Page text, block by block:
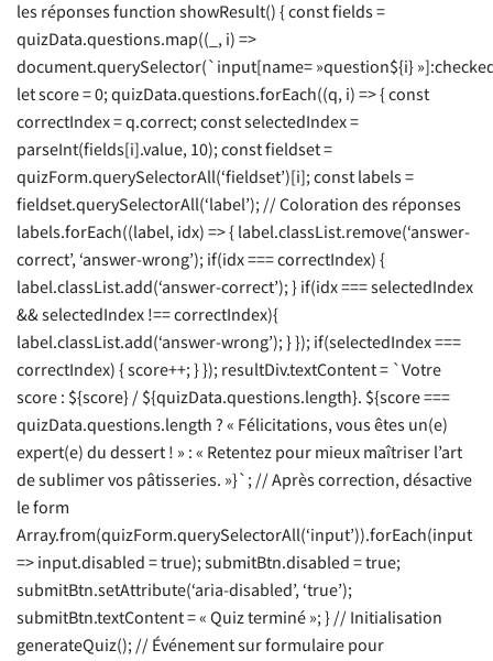
les réponses function showResult() { const fields =
quizData.questions.map((_, i) =>
document.querySelector(`input[name= »question${i}
let score = 0; quizData.questions.forEach((q, i) => { const
correctIndex = q.correct; const selectedIndex =
parseInt(fields[i].value, 10); const fieldset =
quizForm.querySelectorAll(‘fieldset’)[i]; const labels =
fieldset.querySelectorAll(‘label’); // Coloration des réponses
labels.forEach((label, idx) => { label.classList.remove(‘answer-
correct’, ‘answer-wrong’); if(idx === correctIndex) {
label.classList.add(‘answer-correct’); } if(idx === selectedIndex
&& selectedIndex !== correctIndex){
label.classList.add(‘answer-wrong’); } }); if(selectedIndex ===
correctIndex) { score++; } }); resultDiv.textContent = `Votre
score : ${score} / ${quizData.questions.length}. ${score ===
quizData.questions.length ? « Félicitations, vous êtes un(e)
expert(e) du dessert ! » : « Retentez pour mieux maîtriser l’art
de sublimer vos pâtisseries. »}`; // Après correction, désactive
le form
Array.from(quizForm.querySelectorAll(‘input’)).forEach(input
=> input.disabled = true); submitBtn.disabled = true;
submitBtn.setAttribute(‘aria-disabled’, ‘true’);
submitBtn.textContent = « Quiz terminé »; } // Initialisation
generateQuiz(); // Événement sur formulaire pour